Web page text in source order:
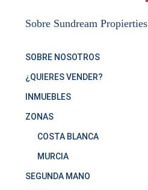
Sobre Sundream Propierties
SOBRE NOSOTROS
¿QUIERES VENDER?
INMUEBLES
ZONAS
COSTA BLANCA
MURCIA
SEGUNDA MANO